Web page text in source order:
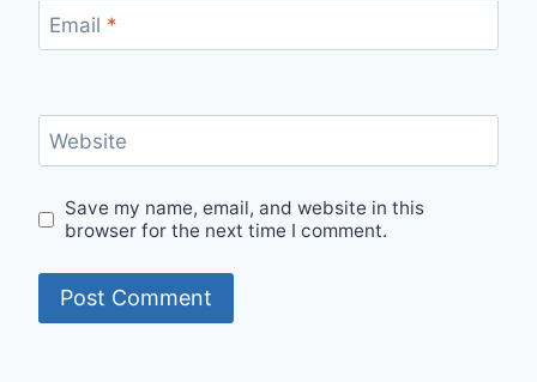
Email *
Website
Save my name, email, and website in this
browser for the next time I comment.